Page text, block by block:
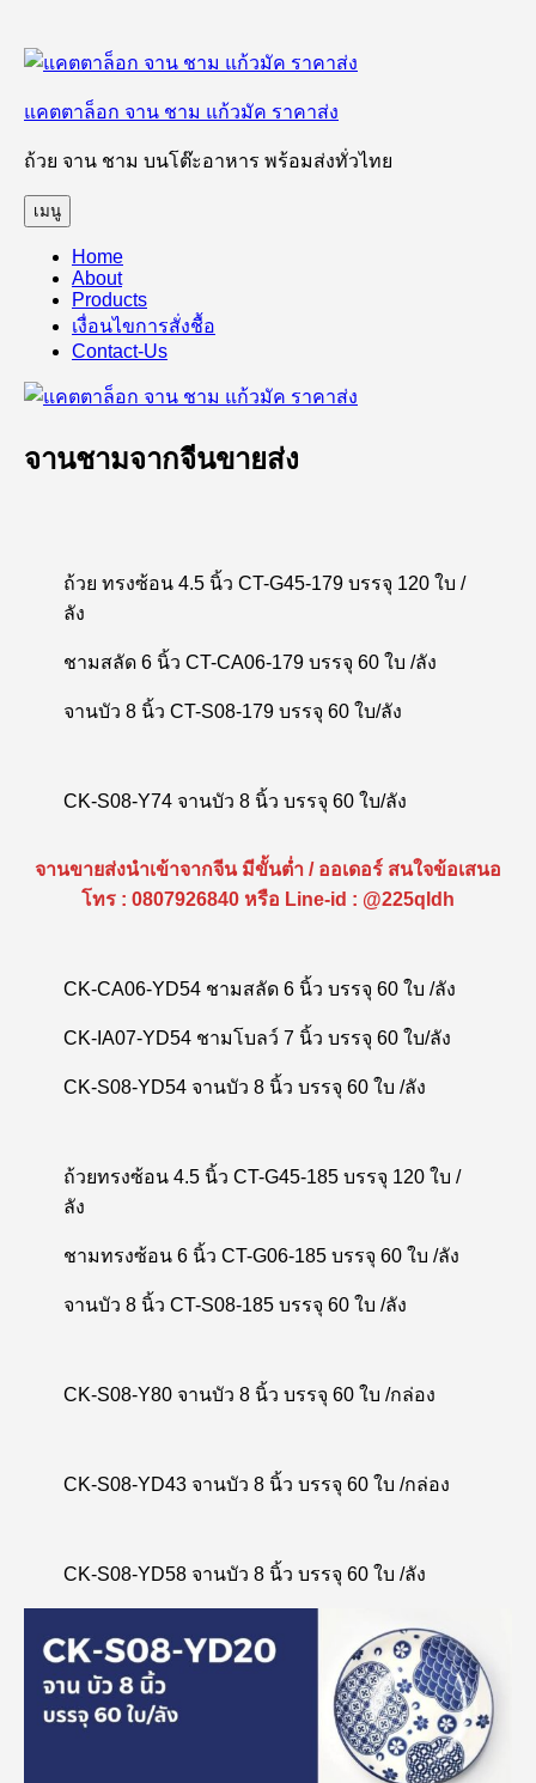
ข้าม
ยัง
บทความ
แคตตาล็อก จาน ชาม แก้วมัค ราคาส่ง
ถ้วย จาน ชาม บนโต๊ะอาหาร พร้อมส่งทั่วไทย
เมนู
Home
About
Products
เงื่อนไขการสั่งชื้อ
Contact-Us
จานชามจากจีนขายส่ง
ถ้วย ทรงซ้อน 4.5 นิ้ว CT-G45-179 บรรจุ 120 ใบ /
ลัง
ชามสลัด 6 นิ้ว CT-CA06-179 บรรจุ 60 ใบ /ลัง
จานบัว 8 นิ้ว CT-S08-179 บรรจุ 60 ใบ/ลัง
CK-S08-Y74 จานบัว 8 นิ้ว บรรจุ 60 ใบ/ลัง
จานขายส่งนำเข้าจากจีน มีขั้นต่ำ / ออเดอร์ สนใจข้อเสนอ
โทร : 0807926840 หรือ Line-id : @225qldh
CK-CA06-YD54 ชามสลัด 6 นิ้ว บรรจุ 60 ใบ /ลัง
CK-IA07-YD54 ชามโบลว์ 7 นิ้ว บรรจุ 60 ใบ/ลัง
CK-S08-YD54 จานบัว 8 นิ้ว บรรจุ 60 ใบ /ลัง
ถ้วยทรงซ้อน 4.5 นิ้ว CT-G45-185 บรรจุ 120 ใบ /
ลัง
ชามทรงซ้อน 6 นิ้ว CT-G06-185 บรรจุ 60 ใบ /ลัง
จานบัว 8 นิ้ว CT-S08-185 บรรจุ 60 ใบ /ลัง
CK-S08-Y80 จานบัว 8 นิ้ว บรรจุ 60 ใบ /กล่อง
CK-S08-YD43 จานบัว 8 นิ้ว บรรจุ 60 ใบ /กล่อง
CK-S08-YD58 จานบัว 8 นิ้ว บรรจุ 60 ใบ /ลัง